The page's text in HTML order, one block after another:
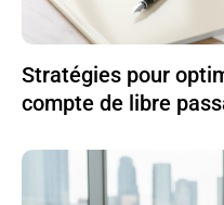
Stratégies pour
compte de libre